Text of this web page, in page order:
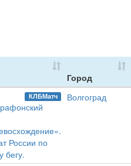
Город
КЛБМатч
России по
бегу.
Волгоград